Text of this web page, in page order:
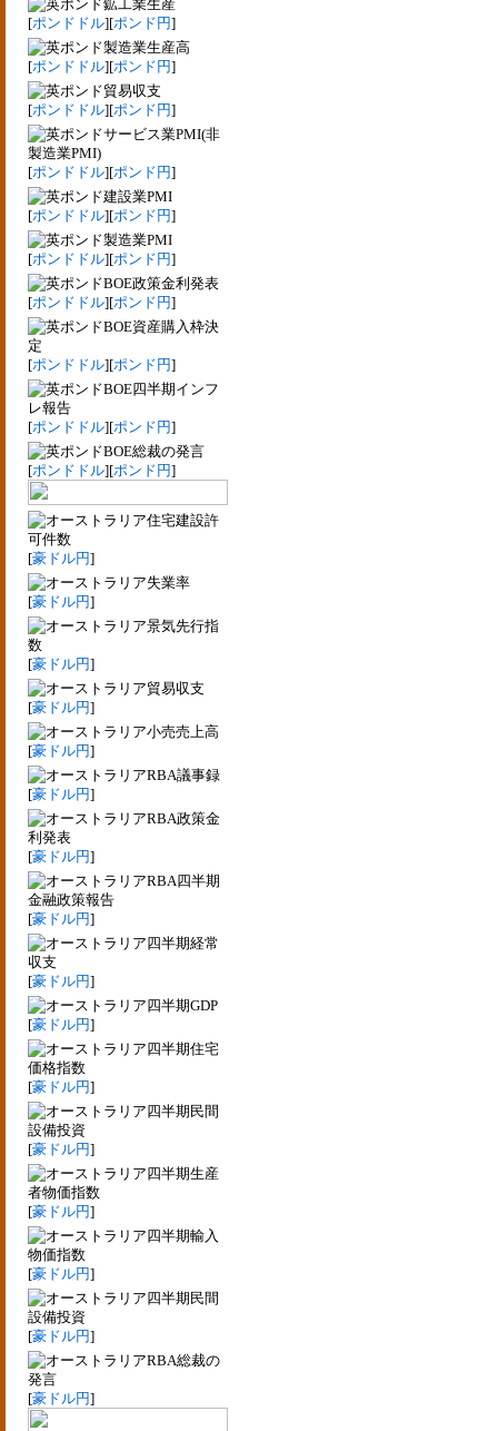
鉱工業生産
[ポンドドル][ポンド円]
製造業生産高
[ポンドドル][ポンド円]
貿易収支
[ポンドドル][ポンド円]
サービス業PMI(非
製造業PMI)
[ポンドドル][ポンド円]
建設業PMI
[ポンドドル][ポンド円]
製造業PMI
[ポンドドル][ポンド円]
BOE政策金利発表
[ポンドドル][ポンド円]
BOE資産購入枠決
定
[ポンドドル][ポンド円]
BOE四半期インフ
レ報告
[ポンドドル][ポンド円]
BOE総裁の発言
[ポンドドル][ポンド円]
住宅建設許
可件数
[豪ドル円]
失業率
[豪ドル円]
景気先行指
数
[豪ドル円]
貿易収支
[豪ドル円]
小売売上高
[豪ドル円]
RBA議事録
[豪ドル円]
RBA政策金
利発表
[豪ドル円]
RBA四半期
金融政策報告
[豪ドル円]
四半期経常
収支
[豪ドル円]
四半期GDP
[豪ドル円]
四半期住宅
価格指数
[豪ドル円]
四半期民間
設備投資
[豪ドル円]
四半期生産
者物価指数
[豪ドル円]
四半期輸入
物価指数
[豪ドル円]
四半期民間
設備投資
[豪ドル円]
RBA総裁の
発言
[豪ドル円]